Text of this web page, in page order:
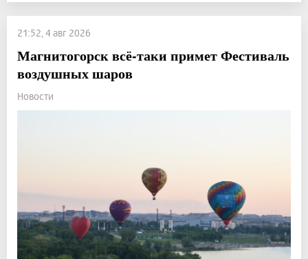
21:52, 4 авг 2026
Магнитогорск всё-таки примет Фестиваль
воздушных шаров
Новости